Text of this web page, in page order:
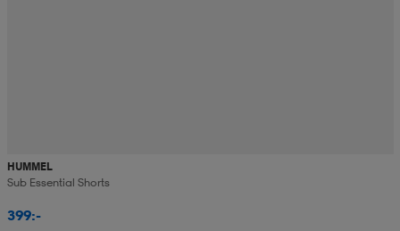
HUMMEL
Sub Essential Shorts
399:-